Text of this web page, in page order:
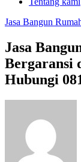
Jasa Bangun
Jasa
Bergaransi
Hubungi